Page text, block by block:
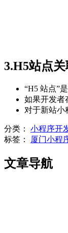
3.H5站点关
“H5 站点”
如果开发者
对于新站小
分类： 小程序开
标签： 厦门小程
文章导航